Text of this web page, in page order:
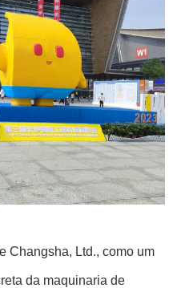
Changsha, Ltd., como um
da maquinaria de